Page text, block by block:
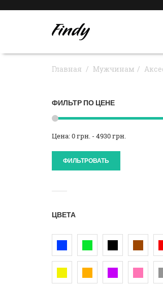
Главная Мужчинам
ФИЛЬТР ПО ЦЕНЕ
Цена: 0 грн. - 4930 грн.
ФИЛЬТРОВАТЬ
ЦВЕТА